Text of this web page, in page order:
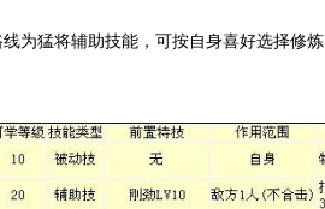
为猛将辅助技能，可按自身喜好选择修炼